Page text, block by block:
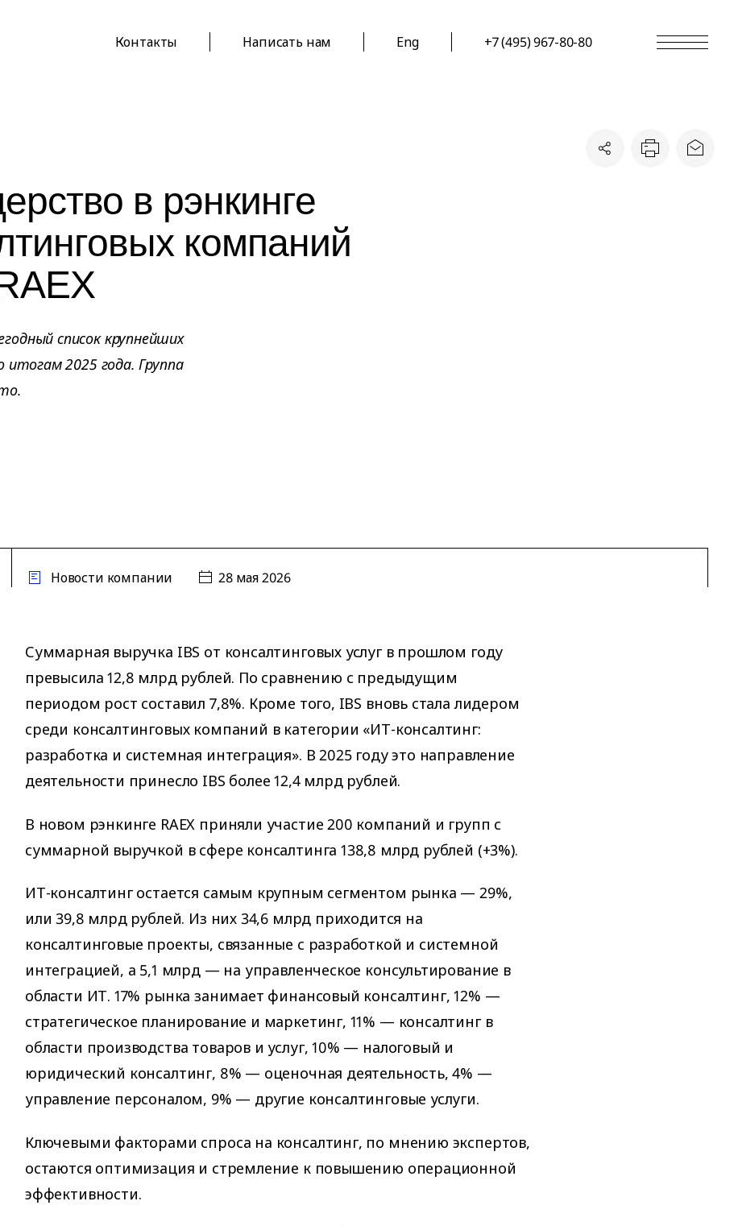
Контакты Написать нам Eng +7 (495) 967-80-80
в рэнкинге
компаний
список крупнейших
итогам 2025 года. Группа
Новости компании 28 мая 2026
Суммарная выручка IBS от консалтинговых услуг в прошлом году
превысила 12,8 млрд рублей. По сравнению с предыдущим
периодом рост составил 7,8%. Кроме того, IBS вновь стала лидером
среди консалтинговых компаний в категории «ИТ-консалтинг:
разработка и системная интеграция». В 2025 году это направление
деятельности принесло IBS более 12,4 млрд рублей.
В новом рэнкинге RAEX приняли участие 200 компаний и групп с
суммарной выручкой в сфере консалтинга 138,8 млрд рублей (+3%).
ИТ-консалтинг остается самым крупным сегментом рынка — 29%,
или 39,8 млрд рублей. Из них 34,6 млрд приходится на
консалтинговые проекты, связанные с разработкой и системной
интеграцией, а 5,1 млрд — на управленческое консультирование в
области ИТ. 17% рынка занимает финансовый консалтинг, 12% —
стратегическое планирование и маркетинг, 11% — консалтинг в
области производства товаров и услуг, 10% — налоговый и
юридический консалтинг, 8% — оценочная деятельность, 4% —
управление персоналом, 9% — другие консалтинговые услуги.
Ключевыми факторами спроса на консалтинг, по мнению экспертов,
остаются оптимизация и стремление к повышению операционной
эффективности.